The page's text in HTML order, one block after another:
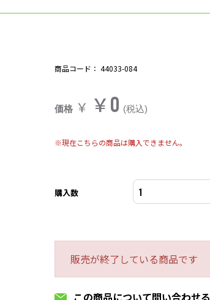
商品コード： 44033-084
価格 ￥ ￥0 (税込)
※現在こちらの商品は購入できません。
購入数
販売が終了している商品です
この商品について問い合わせる